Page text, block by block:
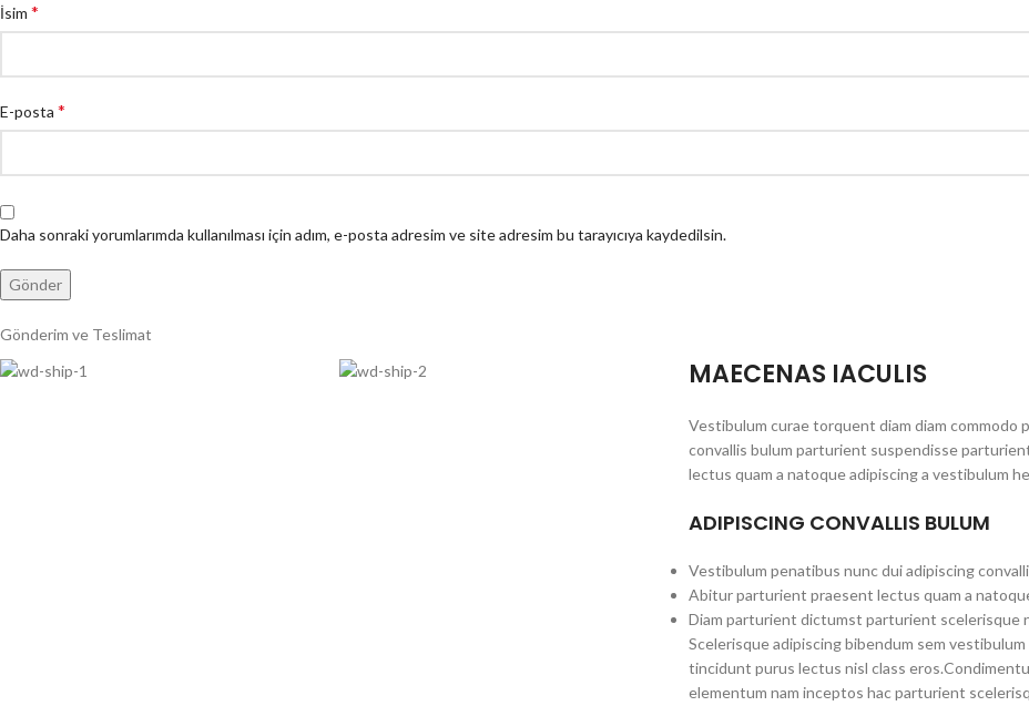
İsim *
E-posta *
Daha sonraki yorumlarımda kullanılması için adım, e-posta adresim ve site adresim bu tarayıcıya kaydedilsin.
Gönderim ve Teslimat
MAECENAS IACULIS
Vestibulum curae torquent diam diam
convallis bulum parturient suspendisse
lectus quam a natoque adipiscing a vestibulum
ADIPISCING CONVALLIS BULUM
Vestibulum penatibus nunc dui adipiscing
Abitur parturient praesent lectus quam a
Diam parturient dictumst parturient scelerisque
Scelerisque adipiscing bibendum sem
tincidunt purus lectus nisl class
elementum nam inceptos hac parturient